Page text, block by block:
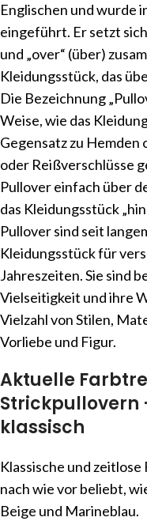
Englischen und wurde
eingeführt. Er setzt
und „over“ (über)
Kleidungsstück, das
Die Bezeichnung
Weise, wie das
Gegensatz zu
oder Reißverschlüsse
Pullover einfach über
das Kleidungsstück
Pullover sind seit
Kleidungsstück für
Jahreszeiten. Sie sind
Vielseitigkeit und ihre
Vielzahl von Stilen,
Vorliebe und Figur.
Aktuelle
Strickpullovern
klassisch
Klassische und zeitlose
nach wie vor beliebt,
Beige und Marineblau.